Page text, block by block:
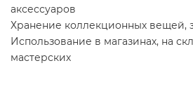
аксессуаров
Хранение коллекционных вещей,
Использование в магазинах, на
мастерских